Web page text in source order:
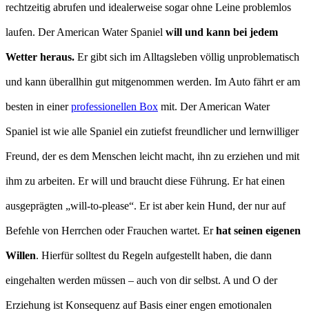
rechtzeitig abrufen und idealerweise sogar ohne Leine problemlos
laufen. Der American Water Spaniel will und kann bei jedem
Wetter heraus. Er gibt sich im Alltagsleben völlig unproblematisch
und kann überallhin gut mitgenommen werden. Im Auto fährt er am
besten in einerprofessionellen Box mit. Der American Water
Spaniel ist wie alle Spaniel ein zutiefst freundlicher und lernwilliger
Freund, der es dem Menschen leicht macht, ihn zu erziehen und mit
ihm zu arbeiten. Er will und braucht diese Führung. Er hat einen
ausgeprägten „will-to-please“. Er ist aber kein Hund, der nur auf
Befehle von Herrchen oder Frauchen wartet. Erhat seinen eigenen
Willen. Hierfür solltest du Regeln aufgestellt haben, die dann
eingehalten werden müssen – auch von dir selbst. A und O der
Erziehung ist Konsequenz auf Basis einer engen emotionalen